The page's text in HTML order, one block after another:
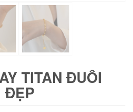
TITAN ĐUÔI
ĐẸP